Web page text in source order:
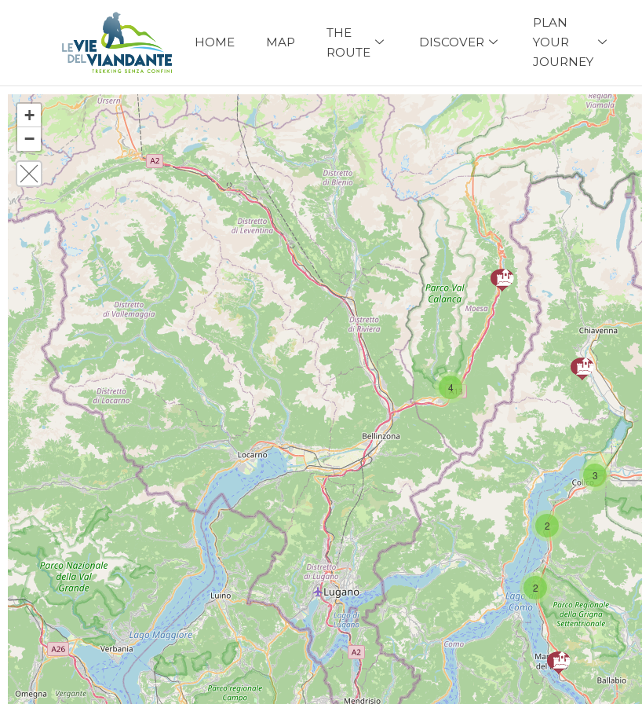
HOME MAP
THE
ROUTE
DISCOVER
PLAN
YOUR
JOURNEY
2
2
3
4
+
−
PROGETTO CO-FINANZIATO DA:
CAPOFILA:
PARTNER DI PROGETTO: